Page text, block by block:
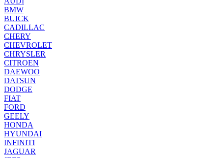
BMW
BUICK
CADILLAC
CHERY
CHEVROLET
CHRYSLER
CITROEN
DAEWOO
DATSUN
DODGE
FIAT
FORD
GEELY
HONDA
HYUNDAI
INFINITI
JAGUAR